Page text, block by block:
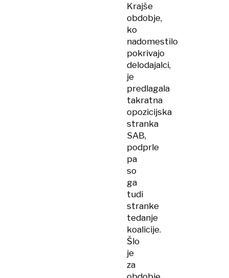
Krajše
obdobje,
ko
nadomestilo
pokrivajo
delodajalci,
je
predlagala
takratna
opozicijska
stranka
SAB,
podprle
pa
so
ga
tudi
stranke
tedanje
koalicije.
Šlo
je
za